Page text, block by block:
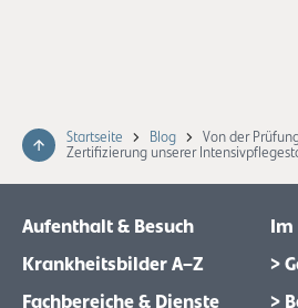
Startseite Blog
Von der
Zertifizierung unserer
Aufenthalt & Besuch
Krankheitsbilder A–Z
Fachbereiche & Dienste
>
>